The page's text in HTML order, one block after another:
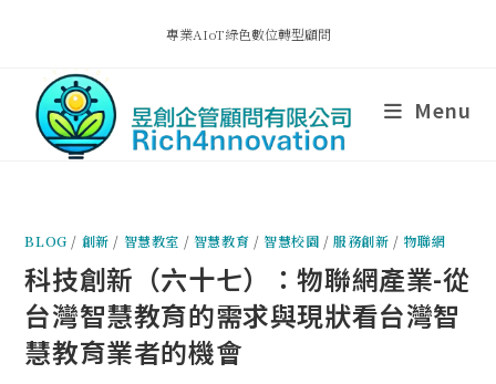
專業AIoT綠色數位轉型顧問
Menu
BLOG / 創新 / 智慧教室 / 智慧教育 /智慧校園 /服務創新 / 物聯網
科技創新（六十七）：物聯網產業-從
台灣智慧教育的需求與現狀看台灣智
慧教育業者的機會